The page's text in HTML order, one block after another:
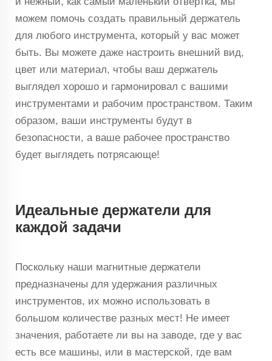
можем помочь создать правильный держатель
для любого инструмента, который у вас может
быть. Вы можете даже настроить внешний вид,
цвет или материал, чтобы ваш держатель
выглядел хорошо и гармонировал с вашими
инструментами и рабочим пространством. Таким
образом, ваши инструменты будут в
безопасности, а ваше рабочее пространство
будет выглядеть потрясающе!
Идеальные держатели для
каждой задачи
Поскольку наши магнитные держатели
предназначены для удержания различных
инструментов, их можно использовать в
большом количестве разных мест! Не имеет
значения, работаете ли вы на заводе, где у вас
есть все машины, или в мастерской, где вам